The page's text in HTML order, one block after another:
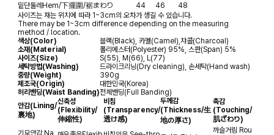
밑단둘레Hem/下擺圍/裾まわり 44 46
48
사이즈는 재는 위치에 따라 1~3cm의 오차가 생길 수 있습니다.
There may be 1~3cm difference depending on the measuring
method / location.
색상(Color)
블랙(Black), 카멜(Camel),챠콜(Charcoal)
소재(Material)
폴리에스터(Polyester) 95%, 스판(Span) 5%
사이즈(Size)
S(55), M(66), L(77)
세탁방법(Washing)
드라이크리닝(Dry cleaning), 손세탁(Hand wash)
중량(Weight)
390g
제조국(Origin)
대한민국(Korea)
허리밴딩(Waist Banding)전체밴딩(Full Banding)
안감(Lining/
裏地)
신축성
(Flexibility/
伸縮性)
비침
(Transparency/
透け感)
두께감
(Thickness/生
地の厚さ)
촉감
(Touching/
肌ざわり)
기모안감 Na
까슬거림 Rou